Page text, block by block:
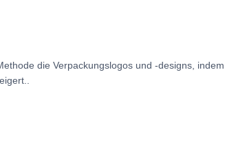
die Verpackungslogos und -designs,